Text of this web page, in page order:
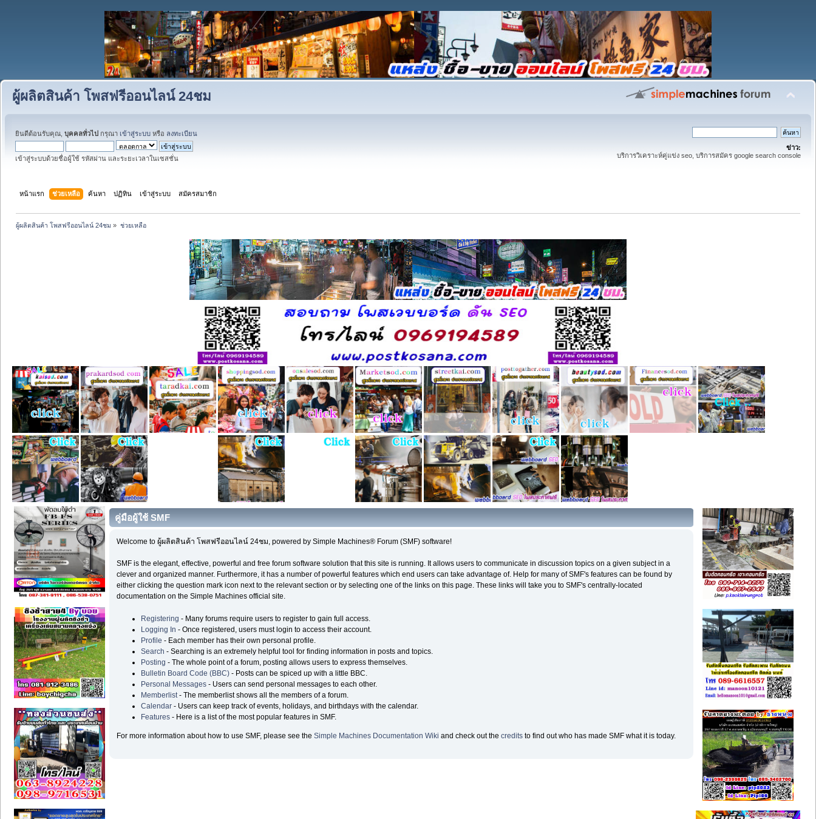
ผู้ผลิตสินค้า โพสฟรีออนไลน์ 24ชม
ยินดีต้อนรับคุณ, บุคคลทั่วไป กรุณา เข้าสู่ระบบ หรือ ลงทะเบียน
เข้าสู่ระบบด้วยชื่อผู้ใช้ รหัสผ่าน และระยะเวลาในเซสชั่น
ข่าว:
บริการวิเคราะห์คู่แข่ง seo, บริการสมัคร google search console
หน้าแรก ช่วยเหลือ ค้นหา ปฏิทิน เข้าสู่ระบบ สมัครสมาชิก
ผู้ผลิตสินค้า โพสฟรีออนไลน์ 24ชม » ช่วยเหลือ
คู่มือผู้ใช้ SMF
Welcome to ผู้ผลิตสินค้า โพสฟรีออนไลน์ 24ชม, powered by Simple Machines® Forum (SMF) software!
SMF is the elegant, effective, powerful and free forum software solution that this site is running. It allows users to communicate in discussion topics on a given subject in a
clever and organized manner. Furthermore, it has a number of powerful features which end users can take advantage of. Help for many of SMF's features can be found by
either clicking the question mark icon next to the relevant section or by selecting one of the links on this page. These links will take you to SMF's centrally-located
documentation on the Simple Machines official site.
Registering - Many forums require users to register to gain full access.
Logging In - Once registered, users must login to access their account.
Profile - Each member has their own personal profile.
Search - Searching is an extremely helpful tool for finding information in posts and topics.
Posting - The whole point of a forum, posting allows users to express themselves.
Bulletin Board Code (BBC) - Posts can be spiced up with a little BBC.
Personal Messages - Users can send personal messages to each other.
Memberlist- The memberlist shows all the members of a forum.
Calendar - Users can keep track of events, holidays, and birthdays with the calendar.
Features - Here is a list of the most popular features in SMF.
For more information about how to use SMF, please see theSimple Machines Documentation Wiki and check out thecredits to find out who has made SMF what it is today.